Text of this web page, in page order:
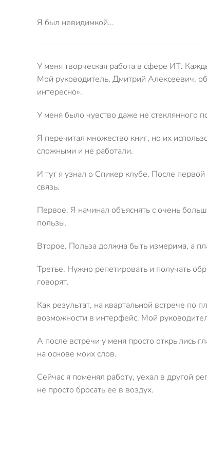
Я был невидимкой...
У меня творческая работа в сфере ИТ.
Мой руководитель, Дмитрий Алексеевич,
интересно».
У меня было чувство даже не стеклянного
Я перечитал множество книг, но их
сложными и не работали.
И тут я узнал о Спикер клубе. После
связь.
Первое. Я начинал объяснять с очень
пользы.
Второе. Польза должна быть измерима, а
Третье. Нужно репетировать и получать
говорят.
Как результат, на квартальной встрече по
возможности в интерфейс. Мой
А после встречи у меня просто открылись
на основе моих слов.
Сейчас я поменял работу, уехал в другой
не просто бросать ее в воздух.